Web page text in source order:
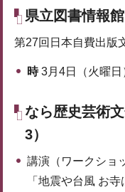
県立図書情報
第27回日本自費出版
時3月4日（火曜日
なら歴史芸術
3）
講演（ワークショ
「地震や台風 お